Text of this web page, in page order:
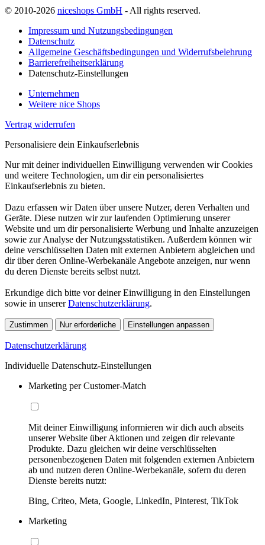
© 2010-2026 niceshops GmbH - All rights reserved.
Impressum und Nutzungsbedingungen
Datenschutz
Allgemeine Geschäftsbedingungen und Widerrufsbelehrung
Barrierefreiheitserklärung
Datenschutz-Einstellungen
Unternehmen
Weitere nice Shops
Vertrag widerrufen
Personalisiere dein Einkaufserlebnis
Nur mit deiner individuellen Einwilligung verwenden wir Cookies
und weitere Technologien, um dir ein personalisiertes
Einkaufserlebnis zu bieten.
Dazu erfassen wir Daten über unsere Nutzer, deren Verhalten und
Geräte. Diese nutzen wir zur laufenden Optimierung unserer
Website und um dir personalisierte Werbung und Inhalte anzuzeigen
sowie zur Analyse der Nutzungsstatistiken. Außerdem können wir
deine verschlüsselten Daten mit externen Anbietern abgleichen und
dir über deren Online-Werbekanäle Angebote anzeigen, nur wenn
du deren Dienste bereits selbst nutzt.
Erkundige dich bitte vor deiner Einwilligung in den Einstellungen
sowie in unsererDatenschutzerklärung.
Zustimmen Nur erforderliche Einstellungen anpassen
Datenschutzerklärung
Individuelle Datenschutz-Einstellungen
Marketing per Customer-Match
Mit deiner Einwilligung informieren wir dich auch abseits
unserer Website über Aktionen und zeigen dir relevante
Produkte. Dazu gleichen wir deine verschlüsselten
personenbezogenen Daten mit folgenden externen Anbietern
ab und nutzen deren Online-Werbekanäle, sofern du deren
Dienste bereits nutzt:
Bing, Criteo, Meta, Google, LinkedIn, Pinterest, TikTok
Marketing